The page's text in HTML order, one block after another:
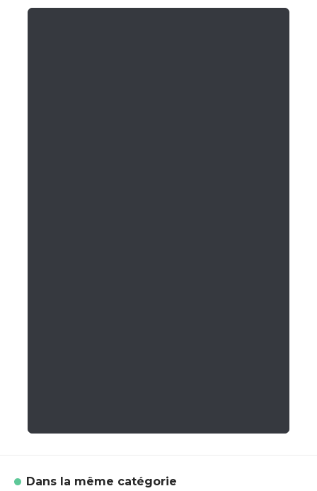
Dans la même catégorie